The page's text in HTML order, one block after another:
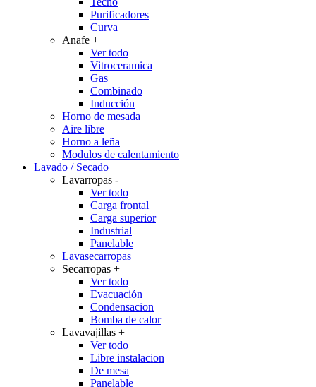
Purificadores
Curva
Anafe +
Ver todo
Vitroceramica
Gas
Combinado
Inducción
Horno de mesada
Aire libre
Horno a leña
Modulos de calentamiento
Lavado / Secado
Lavarropas -
Ver todo
Carga frontal
Carga superior
Industrial
Panelable
Lavasecarropas
Secarropas +
Ver todo
Evacuación
Condensacion
Bomba de calor
Lavavajillas +
Ver todo
Libre instalacion
De mesa
Panelable